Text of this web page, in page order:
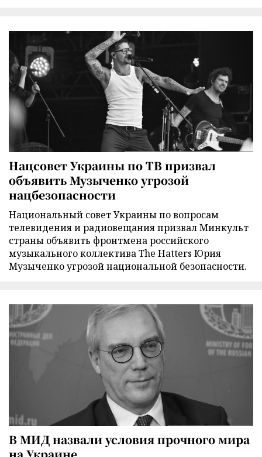
Нацсовет Украины по ТВ призвал
объявить Музыченко угрозой
нацбезопасности
Национальный совет Украины по вопросам
телевидения и радиовещания призвал Минкульт
страны объявить фронтмена российского
музыкального коллектива The Hatters Юрия
Музыченко угрозой национальной безопасности.
В МИД назвали условия прочного мира
на Украине